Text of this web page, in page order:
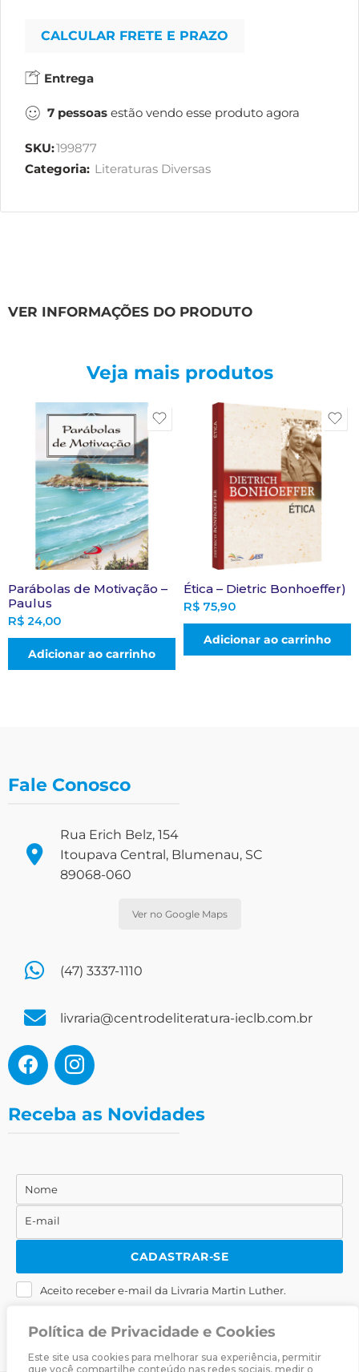
Política de Privacidade e Cookies
Este site usa cookies para melhorar sua experiência, permitir
que você compartilhe conteúdo nas redes sociais, medir o
CALCULAR FRETE E PRAZO
Entrega
7 pessoas estão vendo esse produto agora
SKU:199877
Categoria: Literaturas Diversas
VER INFORMAÇÕES DO PRODUTO
Veja mais produtos
Parábolas de Motivação –
Paulus
R$ 24,00
Adicionar ao carrinho
Ética – Dietric Bonhoeffer)
R$ 75,90
Adicionar ao carrinho
Fale Conosco
Rua Erich Belz, 154
Itoupava Central, Blumenau, SC
89068-060
Ver no Google Maps
(47) 3337-1110
livraria@centrodeliteratura-ieclb.com.br
Receba as Novidades
Nome
Nome
E-
mail
E-mail
CADASTRAR-SE
Aceito receber e-mail da Livraria Martin Luther.